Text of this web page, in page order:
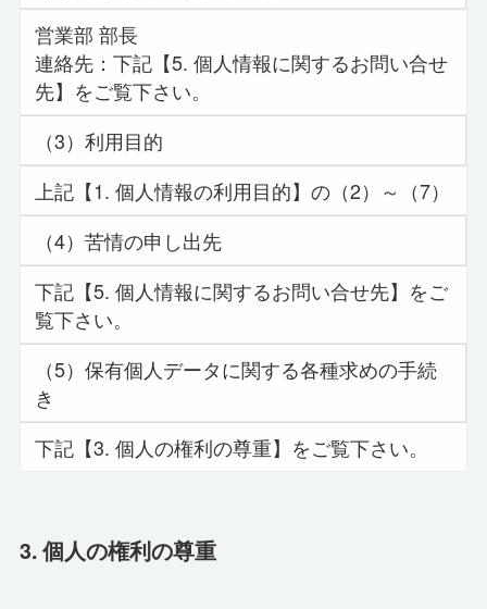
営業部 部長
連絡先：下記【5. 個人情報に関するお問い合せ
先】をご覧下さい。
（3）利用目的
上記【1. 個人情報の利用目的】の（2）～（7）
（4）苦情の申し出先
下記【5. 個人情報に関するお問い合せ先】をご
覧下さい。
（5）保有個人データに関する各種求めの手続
き
下記【3. 個人の権利の尊重】をご覧下さい。
3. 個人の権利の尊重